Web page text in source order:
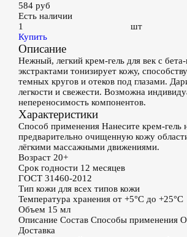
584 руб
Есть наличии
шт
Купить
Описание
Нежный, легкий крем-гель для век с
экстрактами тонизирует кожу,
темных кругов и отеков под глазами.
легкости и свежести. Возможна
непереносимость компонентов.
Характеристики
Способ применения Нанесите крем-гель
предварительно очищенную кожу
лёгкими массажными движениями.
Возраст 20+
Срок годности 12 месяцев
ГОСТ 31460-2012
Тип кожи для всех типов кожи
Температура хранения от +5°С до +25°С
Объем 15 мл
Описание Состав Способы применения
Доставка